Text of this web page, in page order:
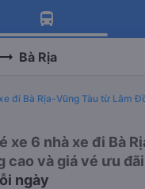
Tải app Vexere ngay!
Nhận ưu đãi thành viên độc
Tải app Vexere
-30k/ghế khi đặt vé máy
Bà Rịa
xe đi Bà Rịa-Vũng Tàu từ Lâm
xe 6 nhà xe đi Bà
cao và giá vé ưu
ngày